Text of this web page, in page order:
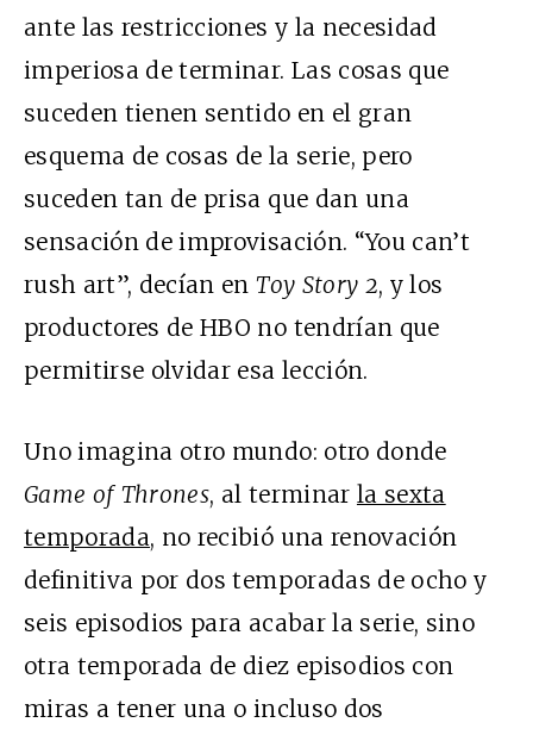
ante las restricciones y la necesidad
imperiosa de terminar. Las cosas que
suceden tienen sentido en el gran
esquema de cosas de la serie, pero
suceden tan de prisa que dan una
sensación de improvisación. “You can’t
rush art”, decían enToy Story 2, y los
productores de HBO no tendrían que
permitirse olvidar esa lección.
Uno imagina otro mundo: otro donde
Game of Thrones, al terminar la sexta
temporada, no recibió una renovación
definitiva por dos temporadas de ocho y
seis episodios para acabar la serie, sino
otra temporada de diez episodios con
miras a tener una o incluso dos